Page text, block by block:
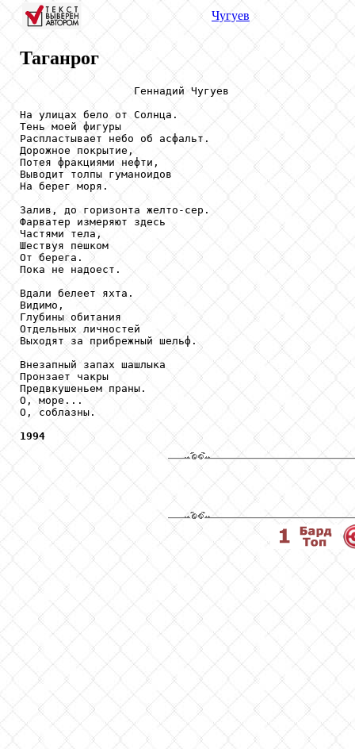
Чугуев
Таганрог
                  Геннадий Чугуев
На улицах бело от Солнца.
Тень моей фигуры
Распластывает небо об асфальт.
Дорожное покрытие,
Потея фракциями нефти,
Выводит толпы гуманоидов
На берег моря.
Залив, до горизонта желто-сер.
Фарватер измеряют здесь
Частями тела,
Шествуя пешком
От берега.
Пока не надоест.
Вдали белеет яхта.
Видимо,
Глубины обитания
Отдельных личностей
Выходят за прибрежный шельф.
Внезапный запах шашлыка
Пронзает чакры
Предвкушеньем праны.
О, море...
О, соблазны.
1994